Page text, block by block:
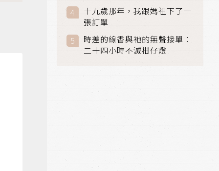
十九歲那年，我跟媽祖下了一
張訂單
時差的線香與祂的無聲接單：
二十四小時不滅柑仔燈